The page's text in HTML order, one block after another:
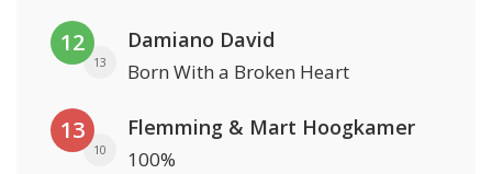
12
13
Damiano David
Born With a Broken Heart
13
10
Flemming & Mart Hoogkamer
100%